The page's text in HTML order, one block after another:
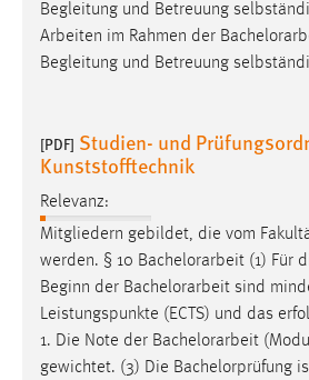
Begleitung und Betreuung
Arbeiten im Rahmen der
Begleitung und Betreuung
[PDF] Studien- und
Kunststofftechnik
Relevanz:
Mitgliedern gebildet, die vom
werden. § 10 Bachelorarbeit (1) Für
Beginn der Bachelorarbeit sind
Leistungspunkte (ECTS) und das
1. Die Note der Bachelorarbeit
gewichtet. (3) Die Bachelorprüfung